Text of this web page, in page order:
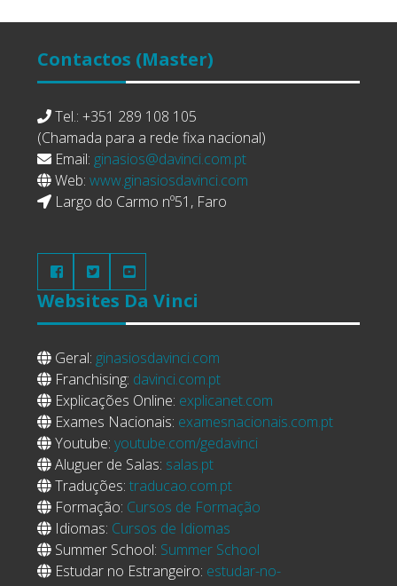
Contactos (Master)
Tel.: +351 289 108 105
(Chamada para a rede fixa nacional)
Email: ginasios@davinci.com.pt
Web: www.ginasiosdavinci.com
Largo do Carmo nº51, Faro
Websites Da Vinci
Geral: ginasiosdavinci.com
Franchising: davinci.com.pt
Explicações Online: explicanet.com
Exames Nacionais: examesnacionais.com.pt
Youtube: youtube.com/gedavinci
Aluguer de Salas: salas.pt
Traduções: traducao.com.pt
Formação: Cursos de Formação
Idiomas: Cursos de Idiomas
Summer School: Summer School
Estudar no Estrangeiro: estudar-no-